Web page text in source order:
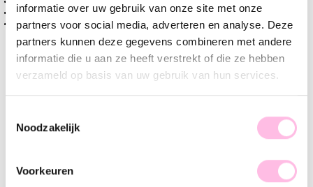
informatie over uw gebruik van onze site met onze
partners voor social media, adverteren en analyse. Deze
partners kunnen deze gegevens combineren met andere
informatie die u aan ze heeft verstrekt of die ze hebben
verzameld op basis van uw gebruik van hun services.
Noodzakelijk
Voorkeuren
100% waterproof
Premium stainless steel
Omschrijving Kenmerk SKU
andere oorbellen. Ben jij meer een fan van less is more? Dan
zijn dit de perfecte oorbellen voor jou! Let's SHOP!